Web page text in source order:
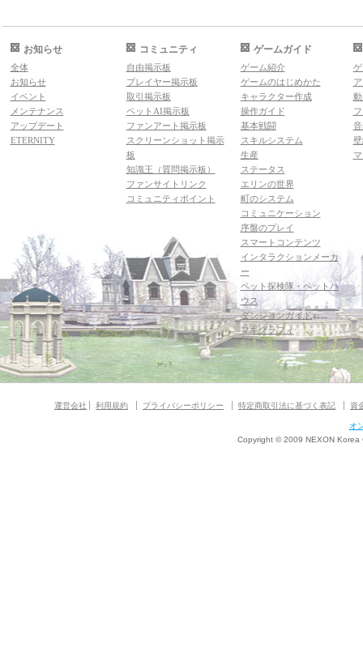
お知らせ
全体
お知らせ
イベント
メンテナンス
アップデート
ETERNITY
コミュニティ
自由掲示板
プレイヤー掲示板
取引掲示板
ペットAI掲示板
ファンアート掲示板
スクリーンショット掲示
板
知識王（質問掲示板）
ファンサイトリンク
コミュニティポイント
ゲームガイド
ゲーム紹介
ゲームのはじめかた
キャラクター作成
操作ガイド
基本戦闘
スキルシステム
生産
ステータス
エリンの世界
町のシステム
コミュニケーション
序盤のプレイ
スマートコンテンツ
インタラクションメーカ
ー
ペット探検隊・ペットハ
ウス
ダンジョンガイド
マギグラフィ
運営会社 利用規約 プライバシーポリシー 特定商取引法に基づく表記 資
オ
Copyright © 2009 NEXON Korea